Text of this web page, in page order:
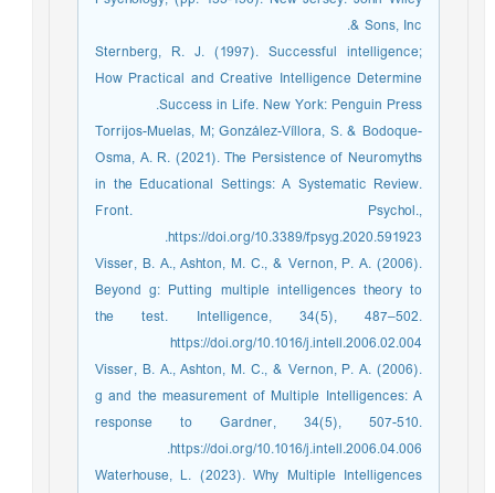
& Sons, Inc.
Sternberg, R. J. (1997). Successful intelligence;
How Practical and Creative Intelligence Determine
Success in Life. New York: Penguin Press.
Torrijos-Muelas, M; González-Víllora, S. & Bodoque-
Osma, A. R. (2021). The Persistence of Neuromyths
in the Educational Settings: A Systematic Review.
Front. Psychol.,
https://doi.org/10.3389/fpsyg.2020.591923.
Visser, B. A., Ashton, M. C., & Vernon, P. A. (2006).
Beyond g: Putting multiple intelligences theory to
the test. Intelligence, 34(5), 487–502.
https://doi.org/10.1016/j.intell.2006.02.004
Visser, B. A., Ashton, M. C., & Vernon, P. A. (2006).
g and the measurement of Multiple Intelligences: A
response to Gardner, 34(5), 507-510.
https://doi.org/10.1016/j.intell.2006.04.006.
Waterhouse, L. (2023). Why Multiple Intelligences